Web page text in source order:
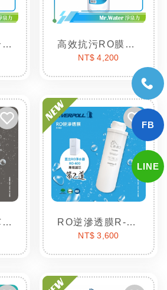
多折式雙效複合濾芯R-001 高效抗污RO膜R-002
NT$ 4,200
高效活性碳濾芯R-AC RO逆滲透膜R-RO
NT$ 3,600